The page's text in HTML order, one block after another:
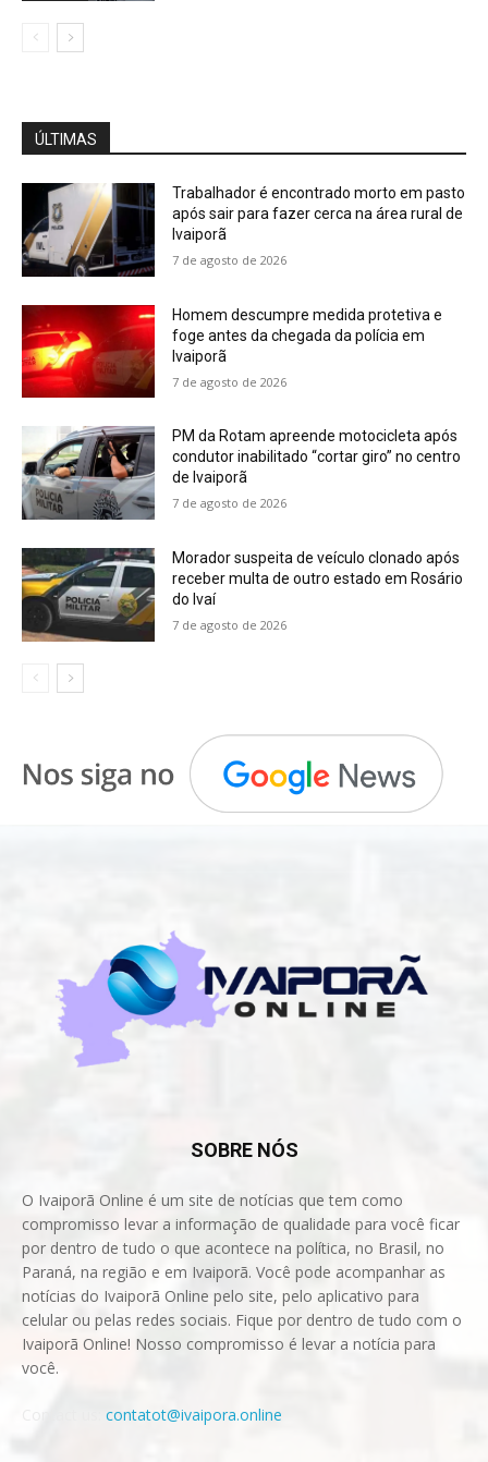
ÚLTIMAS
Trabalhador é encontrado morto em pasto
após sair para fazer cerca na área rural de
Ivaiporã
7 de agosto de 2026
Homem descumpre medida protetiva e
foge antes da chegada da polícia em
Ivaiporã
7 de agosto de 2026
PM da Rotam apreende motocicleta após
condutor inabilitado “cortar giro” no centro
de Ivaiporã
7 de agosto de 2026
Morador suspeita de veículo clonado após
receber multa de outro estado em Rosário
do Ivaí
7 de agosto de 2026
SOBRE NÓS
O Ivaiporã Online é um site de notícias que tem como
compromisso levar a informação de qualidade para você ficar
por dentro de tudo o que acontece na política, no Brasil, no
Paraná, na região e em Ivaiporã. Você pode acompanhar as
notícias do Ivaiporã Online pelo site, pelo aplicativo para
celular ou pelas redes sociais. Fique por dentro de tudo com o
Ivaiporã Online! Nosso compromisso é levar a notícia para
você.
contatot@ivaipora.online